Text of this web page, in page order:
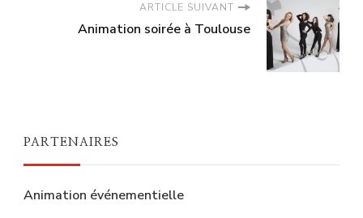
ARTICLE SUIVANT
Animation soirée à Toulouse
PARTENAIRES
Animation événementielle